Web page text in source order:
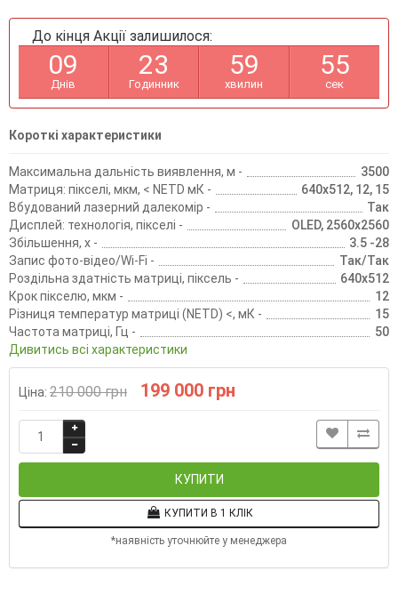
До кінця Акції залишилося:
09
Днів
23
Годинник
59
хвилин
54
сек
Короткі характеристики
Максимальна дальність виявлення, м -
3500
Матриця: пікселі, мкм, < NETD мК -
640х512, 12, 15
Вбудований лазерний далекомір -
Так
Дисплей: технологія, пікселі -
OLED, 2560х2560
Збільшення, х -
3.5 -28
Запис фото-відео/Wi-Fi -
Так/Так
Роздільна здатність матриці, піксель -
640х512
Крок пікселю, мкм -
12
Різниця температур матриці (NETD) <, мК -
15
Частота матриці, Гц -
50
Дивитись всі характеристики
Ціна: 210 000 грн 199 000 грн
КУПИТИ
КУПИТИ В 1 КЛІК
*наявність уточнюйте у менеджера